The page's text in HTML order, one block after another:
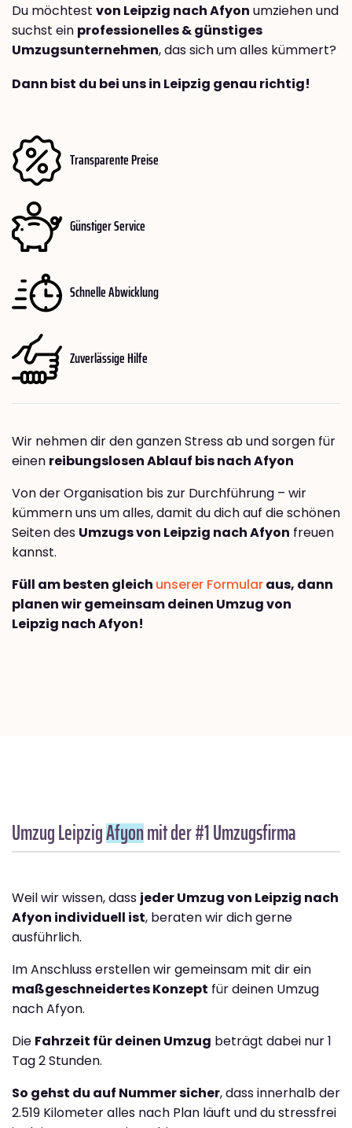
Du möchtest von Leipzig nach Afyon umziehen und
suchst ein professionelles & günstiges
Umzugsunternehmen, das sich um alles kümmert?
Dann bist du bei uns in Leipzig genau richtig!
Transparente Preise
Günstiger Service
Schnelle Abwicklung
Zuverlässige Hilfe
Wir nehmen dir den ganzen Stress ab und sorgen für
einen reibungslosen Ablauf bis nach Afyon
Von der Organisation bis zur Durchführung – wir
kümmern uns um alles, damit du dich auf die schönen
Seiten des Umzugs von Leipzig nach Afyon freuen
kannst.
Füll am besten gleich unserer Formularaus, dann
planen wir gemeinsam deinen Umzug von
Leipzig nach Afyon!
Umzug LeipzigAfyonmit der #1 Umzugsfirma
Weil wir wissen, dass jeder Umzug von Leipzig nach
Afyon individuell ist, beraten wir dich gerne
ausführlich.
Im Anschluss erstellen wir gemeinsam mit dir ein
maßgeschneidertes Konzept für deinen Umzug
nach Afyon.
Die Fahrzeit für deinen Umzug beträgt dabei nur 1
Tag 2 Stunden.
So gehst du auf Nummer sicher, dass innerhalb der
2.519 Kilometer alles nach Plan läuft und du stressfrei